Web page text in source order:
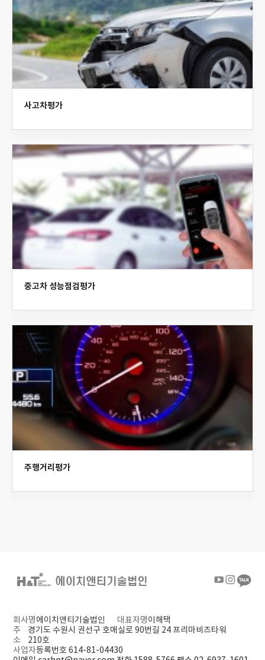
사고차평가
중고차 성능점검평가
주행거리평가
회사명에이치앤티기술법인 대표자명이해택
주
소
경기도 수원시 권선구 호매실로 90번길 24 프리마비즈타워
210호
사업자등록번호 614-81-04430